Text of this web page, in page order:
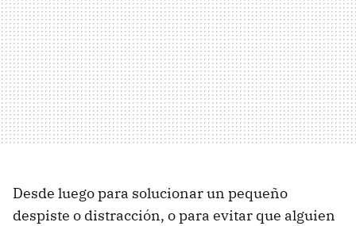
Desde luego para solucionar un pequeño
despiste o distracción, o para evitar que alguien